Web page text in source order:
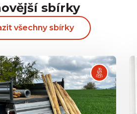
2 000 Kč
10 000 Kč
250 Kč
2 000 Kč
300 Kč
sbírky
všechny sbírky